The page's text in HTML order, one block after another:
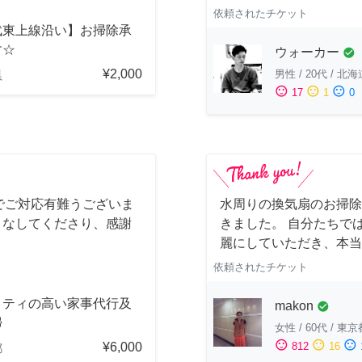
上線沿い】お掃除承
☆
¥2,000
依頼されたチケット
ウォーカー check_circle
男性 / 20代 / 北海
sentiment_satisfied 17 sentiment_neutral 1 sentiment_dissatisfied 0
対応有難うございま
してくださり、感謝
ィの高い家事代行及
¥6,000
水周りの換気扇のお掃
きました。 自分たちで
麗にしていただき、本
依頼されたチケット
makon check_circle
女性 / 60代 / 東京
sentiment_satisfied 812 sentiment_neutral 16 sentiment_dissatisfied